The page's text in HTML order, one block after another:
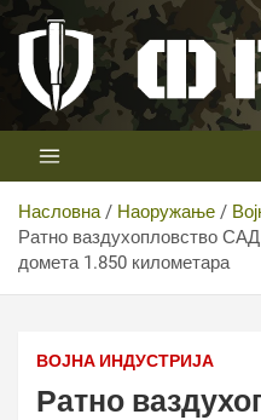
Скип
цонтент
Телевизија
Први војни канал у Србији
Насловна Наоружање
Ратно ваздухопловство
домета 1.850 километара
ВОЈНА ИНДУСТРИЈА
Ратно